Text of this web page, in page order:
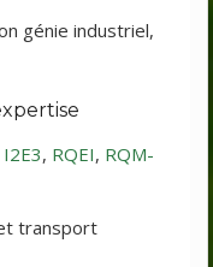
génie industriel,
I2E3, RQEI, RQM-
transport